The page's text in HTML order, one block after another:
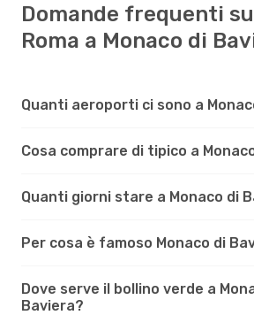
Domande frequenti
Roma a Monaco di
Quanti aeroporti ci sono a
Cosa comprare di tipico a
Quanti giorni stare a Monaco di
Per cosa è famoso Monaco di
Dove serve il bollino verde a
Baviera?